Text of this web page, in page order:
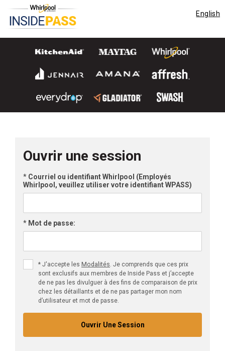
English
Ouvrir une session
*
Whirlpool, veuillez utiliser votre identifiant WPASS)
* Mot de passe:
* J'accepte les Modalités . Je comprends que ces prix
sont exclusifs aux membres de Inside Pass et j’accepte
de ne pas les divulguer à des fins de comparaison de prix
chez les détaillants et de ne pas partager mon nom
d’utilisateur et mot de passe.
Ouvrir Une Session